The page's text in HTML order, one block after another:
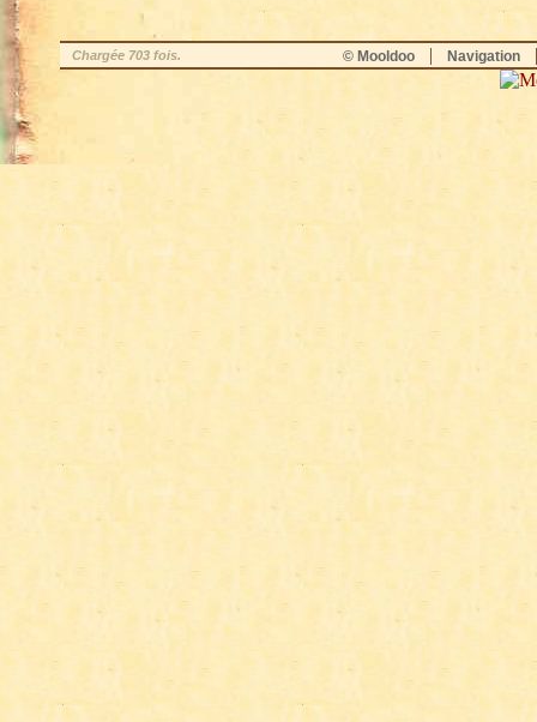
Chargée 703 fois. © Mooldoo| Navigation